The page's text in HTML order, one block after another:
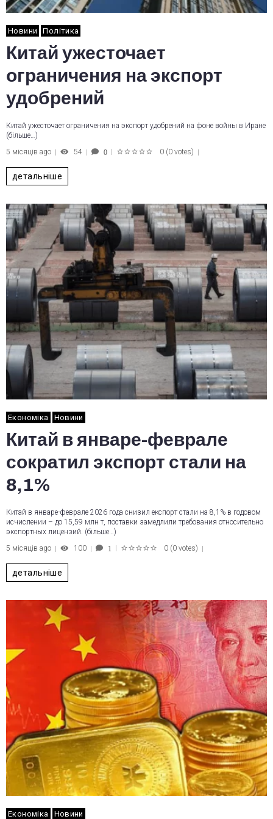
Новини Політика
Китай ужесточает
ограничения на экспорт
удобрений
Китай ужесточает ограничения на экспорт удобрений на фоне войны в Иране
(більше…)
5 місяців ago
54 0 0 (0 votes)
детальніше
Економіка Новини
Китай в январе-феврале
сократил экспорт стали на
8,1%
Китай в январе-феврале 2026 года снизил експорт стали на 8,1% в годовом
исчислении – до 15,59 млн т, поставки замедлили требования относительно
экспортных лицензий. (більше…)
5 місяців ago
100 1 0 (0 votes)
детальніше
Економіка Новини